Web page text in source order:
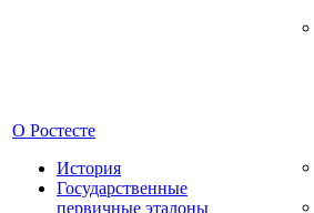
О Ростесте
История
Государственные
первичные эталоны